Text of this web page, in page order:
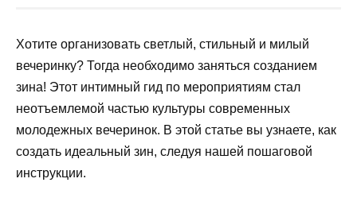
Хотите организовать светлый, стильный и милый
вечеринку? Тогда необходимо заняться созданием
зина! Этот интимный гид по мероприятиям стал
неотъемлемой частью культуры современных
молодежных вечеринок. В этой статье вы узнаете, как
создать идеальный зин, следуя нашей пошаговой
инструкции.